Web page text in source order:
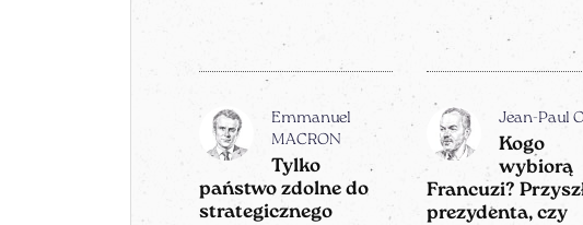
Emmanuel
MACRON
Tylko
państwo zdolne do
strategicznego
Jean-Paul
Kogo
wybiorą
Francuzi?
prezydenta, czy